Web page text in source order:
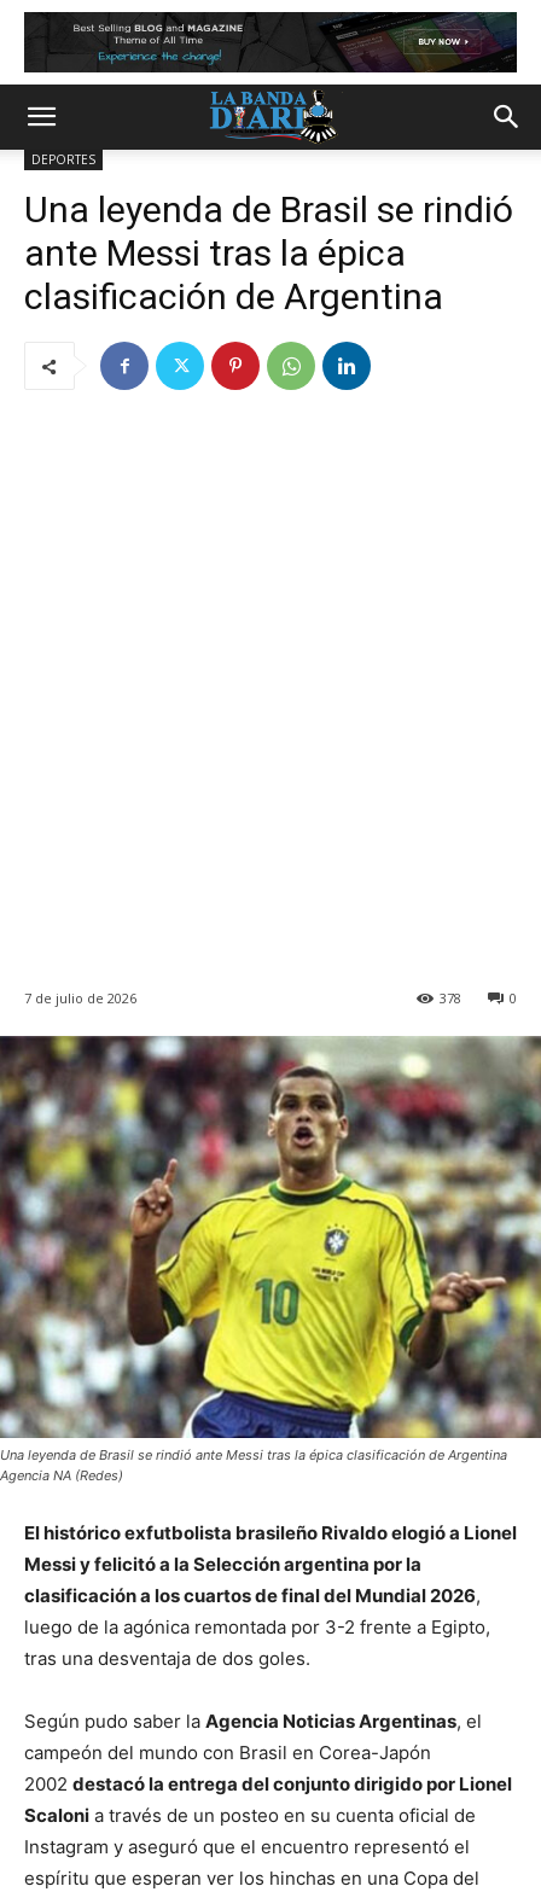
DEPORTES
Una leyenda de Brasil se rindió
ante Messi tras la épica
clasificación de Argentina
7 de julio de 2026 0
378
Una leyenda de Brasil se rindió ante Messi tras la épica clasificación de Argentina
Agencia NA (Redes)
El histórico exfutbolista brasileño Rivaldo elogió a Lionel
Messi y felicitó a la Selección argentina por la
clasificación a los cuartos de final del Mundial 2026,
luego de la agónica remontada por 3-2 frente a Egipto,
tras una desventaja de dos goles.
Según pudo saber la Agencia Noticias Argentinas, el
campeón del mundo con Brasil en Corea-Japón
2002 destacó la entrega del conjunto dirigido por Lionel
Scaloni a través de un posteo en su cuenta oficial de
Instagram y aseguró que el encuentro representó el
espíritu que esperan ver los hinchas en una Copa del